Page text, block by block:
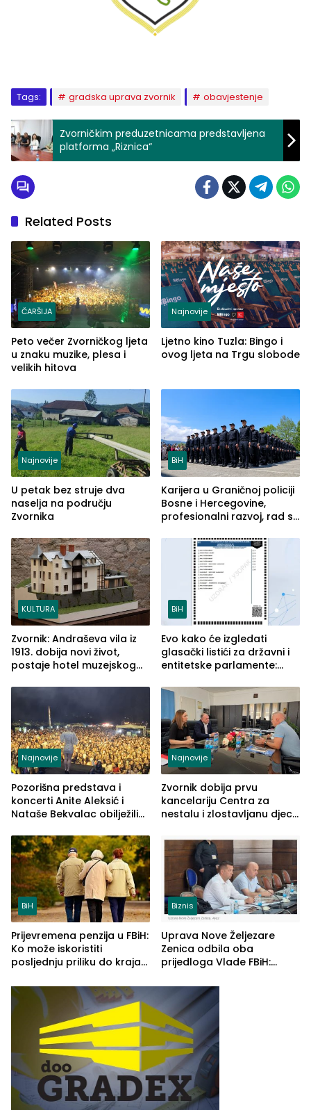
Tags: gradska uprava zvornik obavjestenje
Zvorničkim preduzetnicama predstavljena
platforma „Riznica“
Related Posts
ČARŠIJA
Peto večer Zvorničkog ljeta
u znaku muzike, plesa i
velikih hitova
Najnovije
Ljetno kino Tuzla: Bingo i
ovog ljeta na Trgu slobode
Najnovije
U petak bez struje dva
naselja na području
Zvornika
BiH
Karijera u Graničnoj policiji
Bosne i Hercegovine,
profesionalni razvoj, rad sa
služba građanima
KULTURA
Zvornik: Andraševa vila iz
1913. dobija novi život,
postaje hotel muzejskog
BiH
Evo kako će izgledati
glasački listići za državni i
entitetske parlamente:
vidljive na njima
Najnovije
Pozorišna predstava i
koncerti Anite Aleksić i
Nataše Bekvalac obilježili
ljeta (FOTO)
Najnovije
Zvornik dobija prvu
kancelariju Centra za
nestalu i zlostavljanu djecu
BiH
Prijevremena penzija u FBiH:
Ko može iskoristiti
posljednju priliku do kraja
Biznis
Uprava Nove Željezare
Zenica odbila oba
prijedloga Vlade FBiH:
rješenje